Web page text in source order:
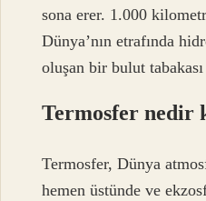
sona erer. 1.000
Dünya’nın etrafında
oluşan bir bulut tabakası
Termosfer nedir
Termosfer, Dünya
hemen üstünde ve